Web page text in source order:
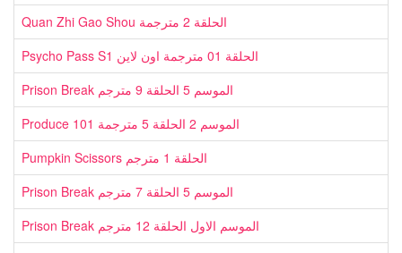
Quan Zhi Gao Shou الحلقة 2 مترجمة
Psycho Pass S1 الحلقة 01 مترجمة اون لاين
Prison Break الموسم 5 الحلقة 9 مترجم
Produce 101 الموسم 2 الحلقة 5 مترجمة
Pumpkin Scissors الحلقة 1 مترجم
Prison Break الموسم 5 الحلقة 7 مترجم
Prison Break الموسم الاول الحلقة 12 مترجم